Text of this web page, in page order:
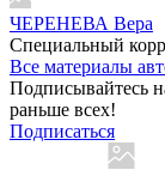
ЧЕРЕНЕВА Вера
Специальный
Все материалы
Подписывайтесь
раньше всех!
Подписаться